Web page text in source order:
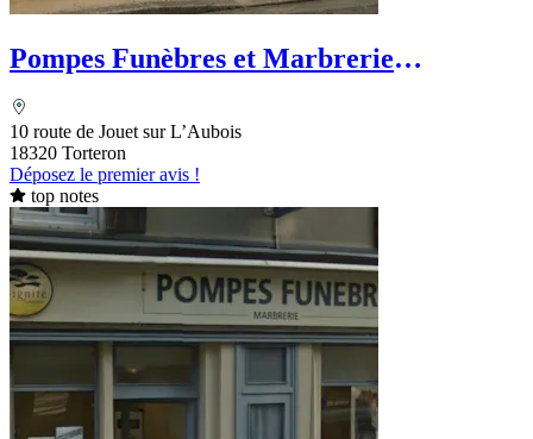
Pompes Funèbres et Marbrerie
10 route de Jouet sur L’Aubois
18320 Torteron
Déposez le premier avis !
top notes